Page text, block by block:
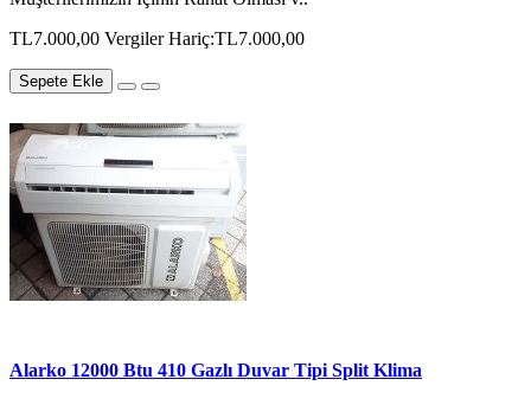
TL7.000,00 Vergiler Hariç:TL7.000,00
Sepete Ekle
Alarko 12000 Btu 410 Gazlı Duvar Tipi Split Klima